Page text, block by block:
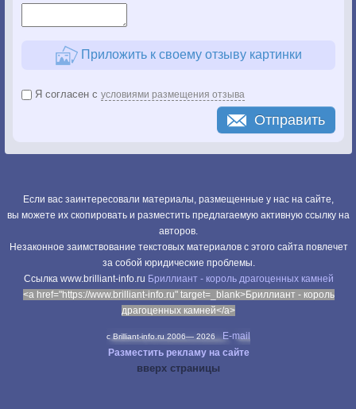
Приложить к своему отзыву картинки
Я согласен с условиями размещения отзыва
Отправить
Если вас заинтересовали материалы, размещенные у нас на сайте,
вы можете их скопировать и разместить предлагаемую активную ссылку на
авторов.
Незаконное заимствование текстовых материалов с этого сайта повлечет
за собой юридические проблемы.
Cсылка www.brilliant-info.ru Бриллиант - король драгоценных камней
<a href="https://www.brilliant-info.ru" target=_blank>Бриллиант - король
драгоценных камней</a>
c Brilliant-info.ru 2006— 2026
E-mail
Разместить рекламу на сайте
вверх страницы